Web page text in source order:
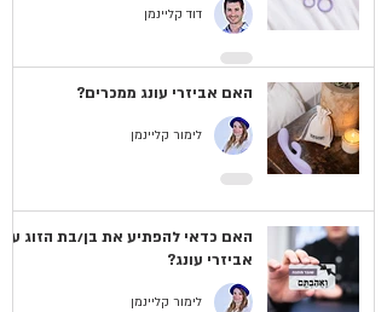
דוד קליינמן
האם אביזרי עונג ממכרים?
לימור קליינמן
האם כדאי להפתיע את בן/בת הזוג עם
אביזרי עונג?
לימור קליינמן